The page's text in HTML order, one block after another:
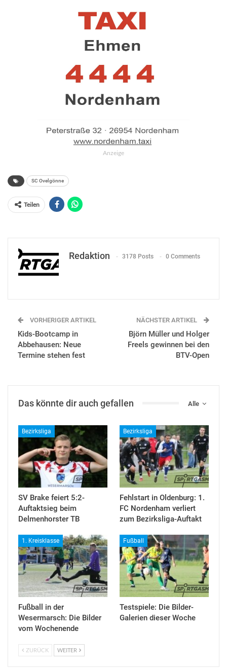
Anzeige
SC Ovelgönne
Teilen
Redaktion 3178 Posts 0 Comments
VORHERIGER ARTIKEL
Kids-Bootcamp in
Abbehausen: Neue
Termine stehen fest
NÄCHSTER ARTIKEL
Björn Müller und Holger
Freels gewinnen bei den
BTV-Open
Alle
Das könnte dir auch gefallen
Bezirksliga
SV Brake feiert 5:2-
Auftaktsieg beim
Delmenhorster TB
Bezirksliga
Fehlstart in Oldenburg: 1.
FC Nordenham verliert
zum Bezirksliga-Auftakt
1. Kreisklasse
Fußball in der
Wesermarsch: Die Bilder
vom Wochenende
Fußball
Testspiele: Die Bilder-
Galerien dieser Woche
ZURÜCK WEITER